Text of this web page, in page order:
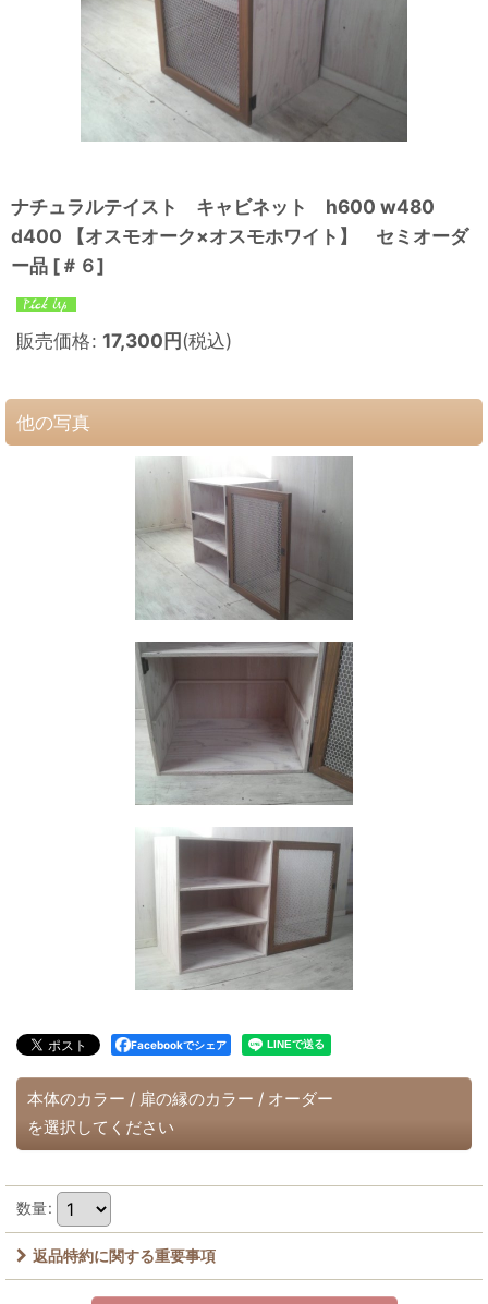
ナチュラルテイスト キャビネット h600 w480
d400 【オスモオーク×オスモホワイト】 セミオーダ
ー品 [＃６]
販売価格: 17,300円(税込)
他の写真
Facebookでシェア
本体のカラー / 扉の縁のカラー / オーダー
を選択してください
数量:
返品特約に関する重要事項